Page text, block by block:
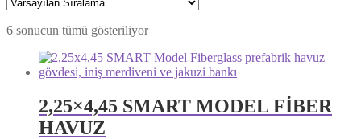
6 sonucun tümü gösteriliyor
2,25×4,45 SMART MODEL FİBER
HAVUZ